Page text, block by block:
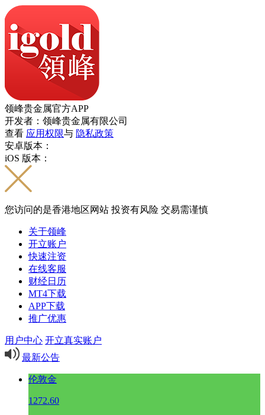
领峰贵金属官方APP
开发者：领峰贵金属有限公司
查看 应用权限与 隐私政策
安卓版本：
iOS 版本：
您访问的是香港地区网站 投资有风险 交易需谨慎
关于领峰
开立账户
快速注资
在线客服
财经日历
MT4下载
APP下载
推广优惠
用户中心 开立真实账户
最新公告
伦敦金
1272.60